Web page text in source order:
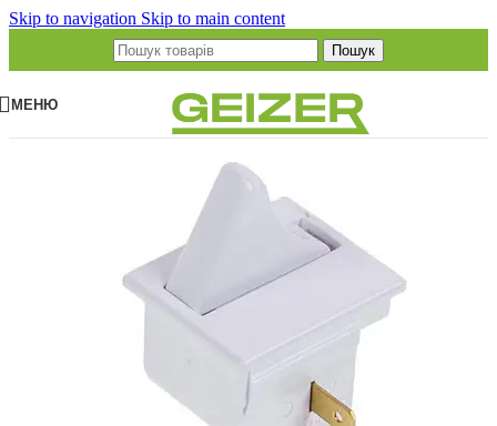
Skip to navigation Skip to main content
Пошук
МЕНЮ